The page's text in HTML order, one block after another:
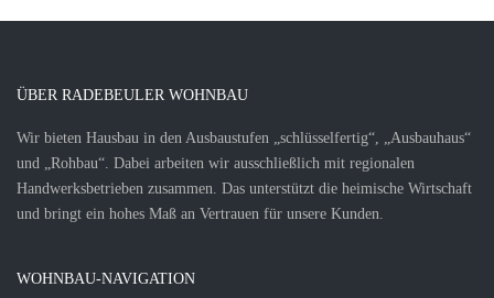
ÜBER RADEBEULER WOHNBAU
Wir bieten Hausbau in den Ausbaustufen „schlüsselfertig“, „Ausbauhaus“
und „Rohbau“. Dabei arbeiten wir ausschließlich mit regionalen
Handwerksbetrieben zusammen. Das unterstützt die heimische Wirtschaft
und bringt ein hohes Maß an Vertrauen für unsere Kunden.
WOHNBAU-NAVIGATION